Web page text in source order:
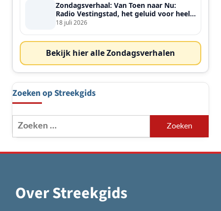
Zondagsverhaal: Van Toen naar Nu:
Radio Vestingstad, het geluid voor heel
de streek
18 juli 2026
Bekijk hier alle Zondagsverhalen
Zoeken op Streekgids
Zoeken
naar:
Over Streekgids